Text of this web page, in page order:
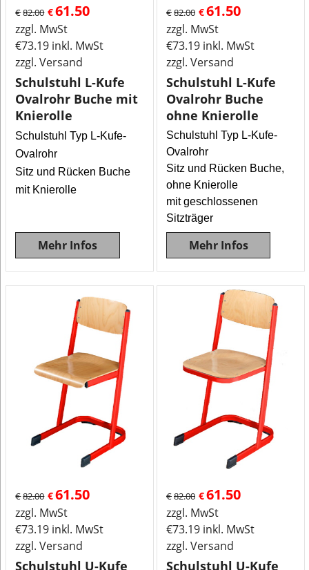
€82.00 €61.50
zzgl. MwSt
€73.19 inkl. MwSt
zzgl. Versand
Schulstuhl L-Kufe
Ovalrohr Buche mit
Knierolle
Schulstuhl Typ L-Kufe-
Ovalrohr
Sitz und Rücken Buche
mit Knierolle
Mehr Infos
€82.00 €61.50
zzgl. MwSt
€73.19 inkl. MwSt
zzgl. Versand
Schulstuhl L-Kufe
Ovalrohr Buche
ohne Knierolle
Schulstuhl Typ L-Kufe-
Ovalrohr
Sitz und Rücken Buche,
ohne Knierolle
mit geschlossenen
Sitzträger
Mehr Infos
€82.00 €61.50
zzgl. MwSt
€73.19 inkl. MwSt
zzgl. Versand
Schulstuhl U-Kufe
€82.00 €61.50
zzgl. MwSt
€73.19 inkl. MwSt
zzgl. Versand
Schulstuhl U-Kufe